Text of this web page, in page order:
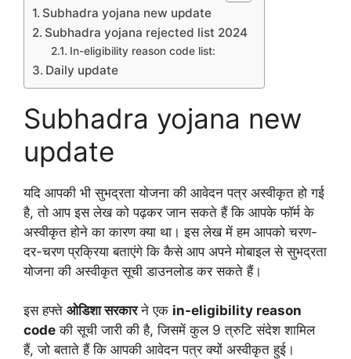
Subhadra yojana new update
Subhadra yojana rejected list 2024
In-eligibility reason code list:
Daily update
Subhadra yojana new
update
यदि आपकी भी सुभद्रता योजना की आवेदन पत्र अस्वीकृत हो गई
है, तो आप इस लेख को पढ़कर जान सकते हैं कि आपके फॉर्म के
अस्वीकृत होने का कारण क्या था। इस लेख में हम आपको चरण-
दर-चरण प्रक्रिया बताएंगे कि कैसे आप अपने मोबाइल से सुभद्रता
योजना की अस्वीकृत सूची डाउनलोड कर सकते हैं।
इस हफ्ते ओडिशा सरकारने एक in-eligibility reason
code की सूची जारी की है, जिसमें कुल 9 त्रुटि संदेश शामिल
हैं, जो बताते हैं कि आपकी आवेदन पत्र क्यों अस्वीकृत हुई।